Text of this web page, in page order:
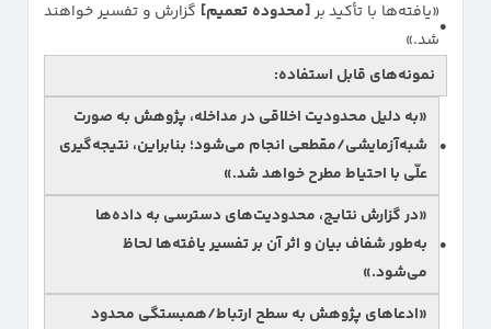
«یافته‌ها با تأکید بر[محدوده تعمیم] گزارش و تفسیر خواهند
شد.»
نمونه‌های قابل استفاده:
«به دلیل محدودیت اخلاقی در مداخله، پژوهش به صورت
شبه‌آزمایشی/مقطعی انجام می‌شود؛ بنابراین، نتیجه‌گیری
علّی با احتیاط مطرح خواهد شد.»
«در گزارش نتایج، محدودیت‌های دسترسی به داده‌ها
به‌طور شفاف بیان و اثر آن بر تفسیر یافته‌ها لحاظ
می‌شود.»
«ادعاهای پژوهش به سطح ارتباط/همبستگی محدود